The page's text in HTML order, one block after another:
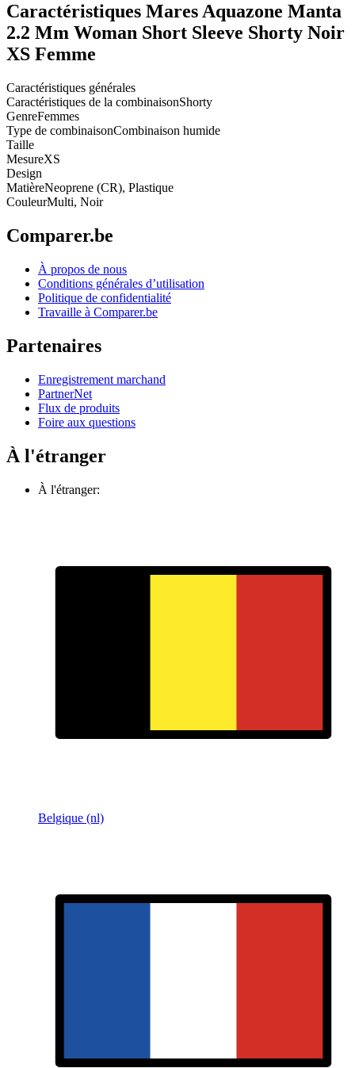
Caractéristiques Mares Aquazone Manta
2.2 Mm Woman Short Sleeve Shorty Noir
XS Femme
Caractéristiques générales
Caractéristiques de la combinaisonShorty
GenreFemmes
Type de combinaisonCombinaison humide
Taille
MesureXS
Design
MatièreNeoprene (CR), Plastique
CouleurMulti, Noir
Comparer.be
À propos de nous
Conditions générales d’utilisation
Politique de confidentialité
Travaille à Comparer.be
Partenaires
Enregistrement marchand
PartnerNet
Flux de produits
Foire aux questions
À l'étranger
À l'étranger:
Belgique (nl)